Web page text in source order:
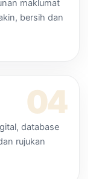
maklumat
bersih dan
database
rujukan